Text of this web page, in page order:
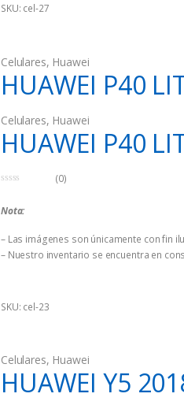
SKU: cel-27
Celulares, Huawei
HUAWEI P40
Celulares, Huawei
HUAWEI P40
e
(0)
Nota:
– Las imágenes son únicamente con fin
– Nuestro inventario se encuentra en
SKU: cel-23
Celulares, Huawei
HUAWEI Y5